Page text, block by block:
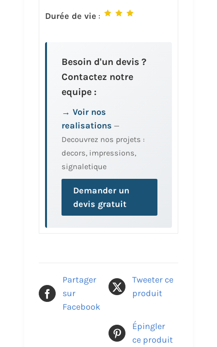
Durée de vie :
Besoin d'un devis ?
Contactez notre
equipe :
→ Voir nos
realisations —
Decouvrez nos projets :
decors, impressions,
signaletique
Demander un
devis gratuit
Partager
sur
Facebook
Tweeter ce
produit
Épingler
ce produit